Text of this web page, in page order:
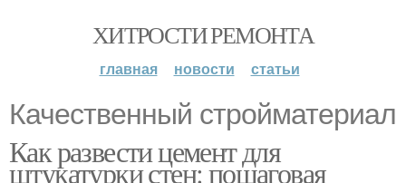
ХИТРОСТИ РЕМОНТА
главная новости статьи
Качественный стройматериал
Как развести цемент для
штукатурки стен: пошаговая